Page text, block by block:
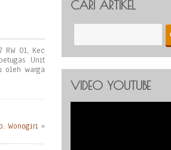
01, Kec
Unit
oleh warga
Wonogiri »
CARI ARTIKEL
VIDEO YOUTUBE